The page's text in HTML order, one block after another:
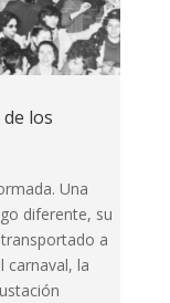
los
Una
diferente, su
a
carnaval, la